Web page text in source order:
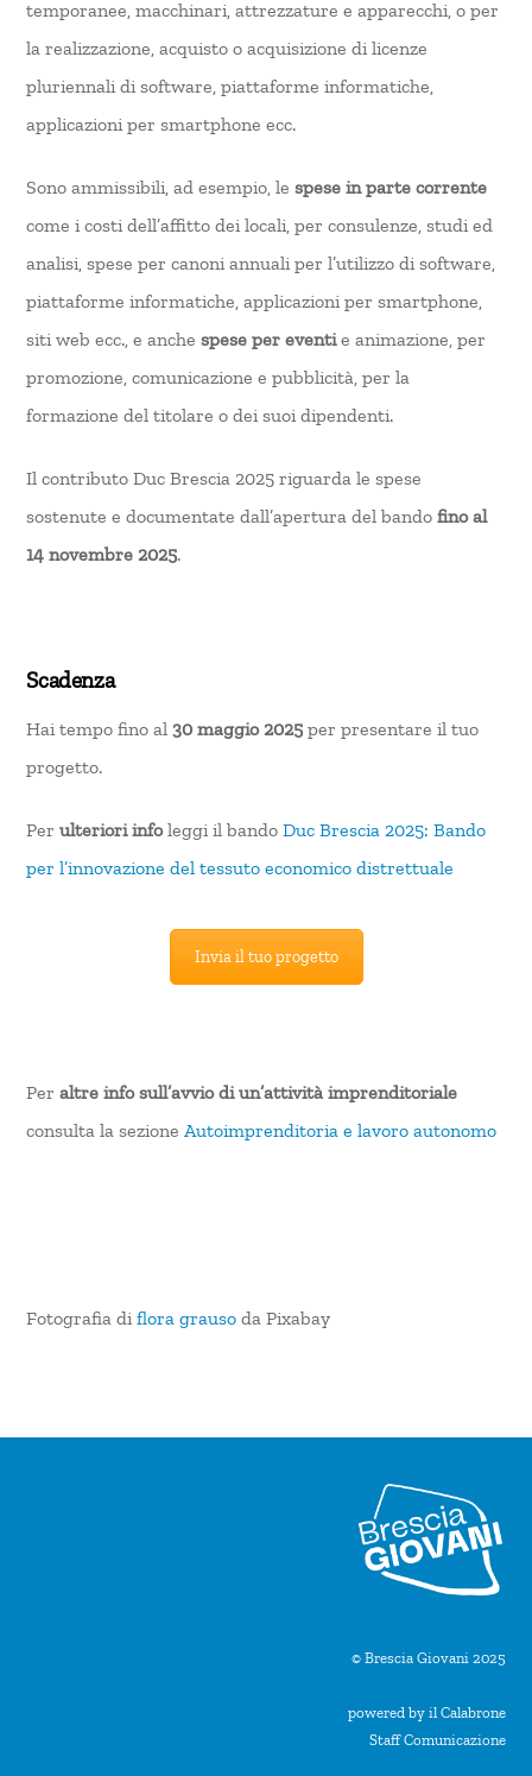
temporanee, macchinari, attrezzature e apparecchi, o per
la realizzazione, acquisto o acquisizione di licenze
pluriennali di software, piattaforme informatiche,
applicazioni per smartphone ecc.
Sono ammissibili, ad esempio, lespese in parte corrente
come i costi dell’affitto dei locali, per consulenze, studi ed
analisi, spese per canoni annuali per l’utilizzo di software,
piattaforme informatiche, applicazioni per smartphone,
siti web ecc., e anchespese per eventie animazione, per
promozione, comunicazione e pubblicità, per la
formazione del titolare o dei suoi dipendenti.
Il contributo Duc Brescia 2025 riguarda le spese
sostenute e documentate dall’apertura del bandofino al
14 novembre 2025.
Scadenza
Hai tempo fino al30 maggio 2025 per presentare il tuo
progetto.
Perulteriori infoleggi il bandoDuc Brescia 2025: Bando
per l’innovazione del tessuto economico distrettuale
Invia il tuo progetto
Peraltre info sull’avvio di un’attività imprenditoriale
consulta la sezione Autoimprenditoria e lavoro autonomo
Fotografia diflora grauso da Pixabay
© Brescia Giovani 2025
powered by il Calabrone
Staff Comunicazione